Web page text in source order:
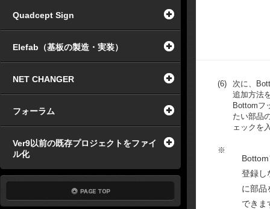
Quadcept Sign
Elefab（基板の製造・実装）
NET CHANGER
フォーラム
Ver9以前の既存プロジェクトをファイ
ル化
(6)
次に、
追加方法
Bottomフ
たい部品
ェックを
※
登録し
に部品
できま